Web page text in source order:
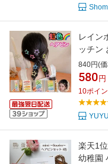
レイン
ッチン
流れ星
アアク
840円(
580 円
10ポイン
楽天1
幼稚園